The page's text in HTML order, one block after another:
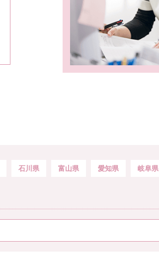
石川県 富山県 愛知県 岐阜県